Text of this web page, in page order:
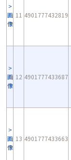
画
像
11 4901777432819
画
像
12 4901777433687
画
像
13 4901777433663